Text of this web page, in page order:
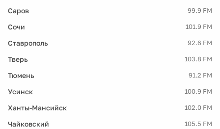
Саров 99.9 FM
Сочи 101.9 FM
Ставрополь 92.6 FM
Тверь 103.8 FM
Тюмень 91.2 FM
Усинск 100.9 FM
Ханты-Мансийск 102.0 FM
Чайковский 105.5 FM